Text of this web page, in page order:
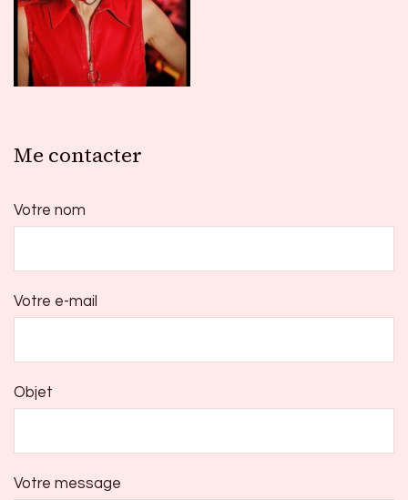
Me contacter
Votre nom
Votre e-mail
Objet
Votre message